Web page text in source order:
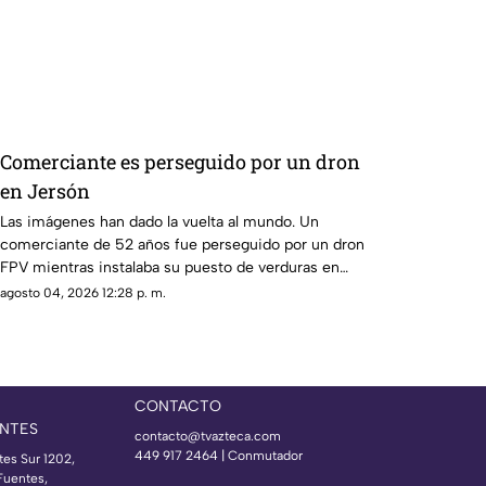
Comerciante es perseguido por un dron
en Jersón
Las imágenes han dado la vuelta al mundo. Un
comerciante de 52 años fue perseguido por un dron
FPV mientras instalaba su puesto de verduras en
Jersón, Ucrania
agosto 04, 2026 12:28 p. m.
Sur 1202,
CONTACTO
contacto@tvazteca.com
449 917 2464 | Conmutador